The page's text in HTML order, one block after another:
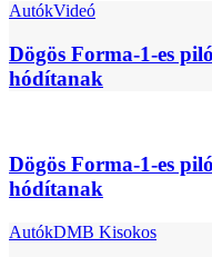
AutókVideó
Dögös Forma-1-es
hódítanak
Dögös Forma-1-es
hódítanak
AutókDMB Kisokos